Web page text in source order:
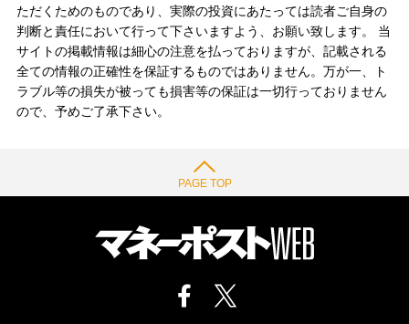
ただくためのものであり、実際の投資にあたっては読者ご自身の
判断と責任において行って下さいますよう、お願い致します。 当
サイトの掲載情報は細心の注意を払っておりますが、記載される
全ての情報の正確性を保証するものではありません。万が一、ト
ラブル等の損失が被っても損害等の保証は一切行っておりません
ので、予めご了承下さい。
PAGE TOP